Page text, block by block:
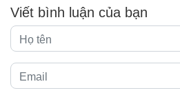
Viết bình luận của bạn